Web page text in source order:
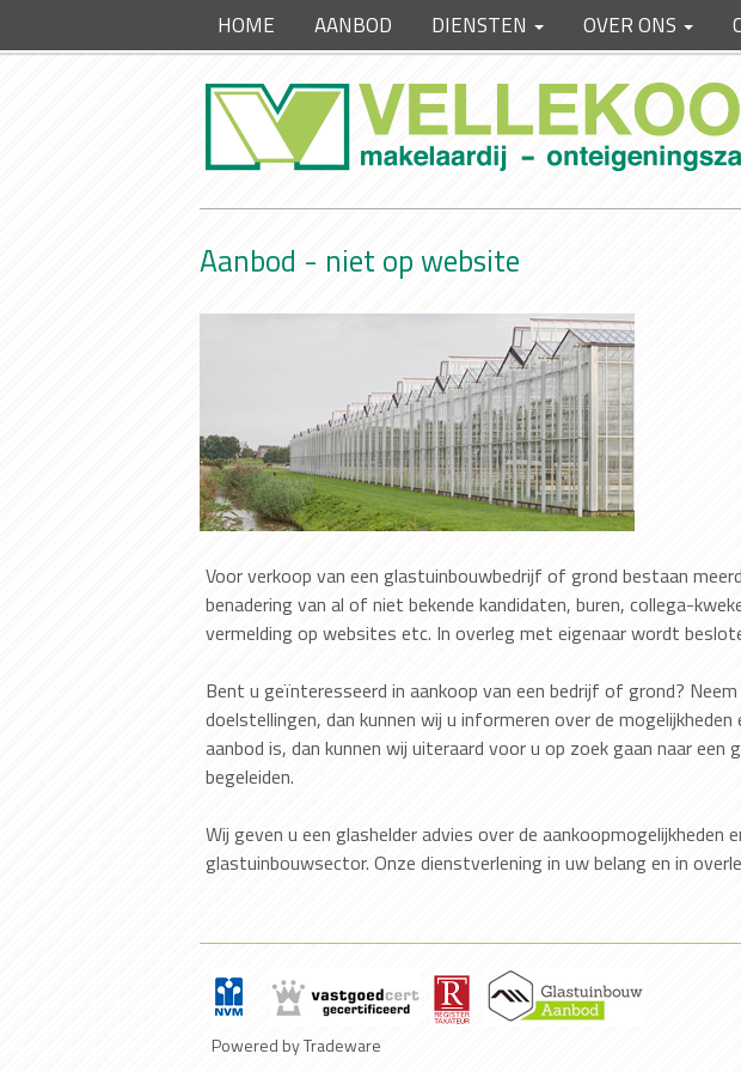
HOME AANBOD DIENSTEN OVER ONS
Aanbod - niet op website
Voor verkoop van een glastuinbouwbedrijf of grond bestaan
benadering van al of niet bekende kandidaten, buren, collega-
vermelding op websites etc. In overleg met eigenaar wordt
Bent u geïnteresseerd in aankoop van een bedrijf of grond?
doelstellingen, dan kunnen wij u informeren over de
aanbod is, dan kunnen wij uiteraard voor u op zoek gaan naar
begeleiden.
Wij geven u een glashelder advies over de aankoopmogelijkheden
glastuinbouwsector. Onze dienstverlening in uw belang en in
Powered by Tradeware